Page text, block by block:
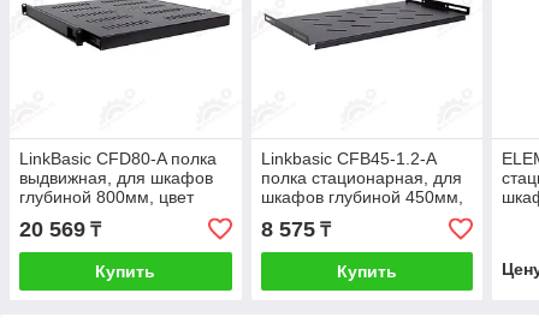
LinkBasic CFD80-A полка
выдвижная, для шкафов
глубиной 800мм, цвет
20 569 ₸
Купить
Linkbasic CFB45-1.2-A
полка стационарная, для
шкафов глубиной 450мм,
8 575₸
Купить